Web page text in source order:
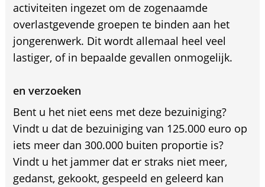
activiteiten ingezet om de zogenaamde
overlastgevende groepen te binden aan het
jongerenwerk. Dit wordt allemaal heel veel
lastiger, of in bepaalde gevallen onmogelijk.
en verzoeken
Bent u het niet eens met deze bezuiniging?
Vindt u dat de bezuiniging van 125.000 euro op
iets meer dan 300.000 buiten proportie is?
Vindt u het jammer dat er straks niet meer,
gedanst, gekookt, gespeeld en geleerd kan